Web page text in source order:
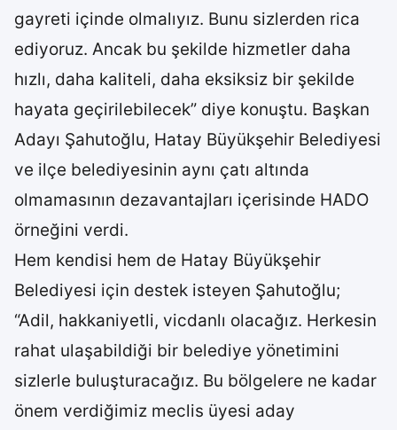
gayreti içinde olmalıyız. Bunu sizlerden rica
ediyoruz. Ancak bu şekilde hizmetler daha
hızlı, daha kaliteli, daha eksiksiz bir şekilde
hayata geçirilebilecek” diye konuştu. Başkan
Adayı Şahutoğlu, Hatay Büyükşehir Belediyesi
ve ilçe belediyesinin aynı çatı altında
olmamasının dezavantajları içerisinde HADO
örneğini verdi.
Hem kendisi hem de Hatay Büyükşehir
Belediyesi için destek isteyen Şahutoğlu;
“Adil, hakkaniyetli, vicdanlı olacağız. Herkesin
rahat ulaşabildiği bir belediye yönetimini
sizlerle buluşturacağız. Bu bölgelere ne kadar
önem verdiğimiz meclis üyesi aday